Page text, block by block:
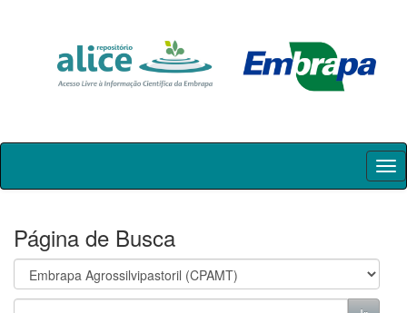
Skip
Página de Busca